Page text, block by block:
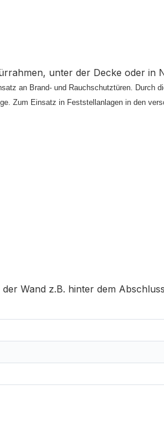
unter der Decke oder in
an Brand- und Rauchschutztüren. Durch
Zum Einsatz in Feststellanlagen in den
Wand z.B. hinter dem